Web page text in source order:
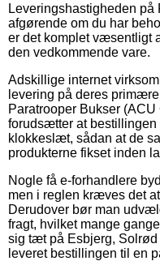
Leveringshastigheden
afgørende om du har
er det komplet væsentligt
den vedkommende vare.
Adskillige internet
levering på deres
Paratrooper Bukser
forudsætter at
klokkeslæt, sådan at de
produkterne fikset inden
Nogle få e-forhandlere
men i reglen kræves det
Derudover bør man
fragt, hvilket mange
sig tæt på Esbjerg, Solrød
leveret bestillingen til en